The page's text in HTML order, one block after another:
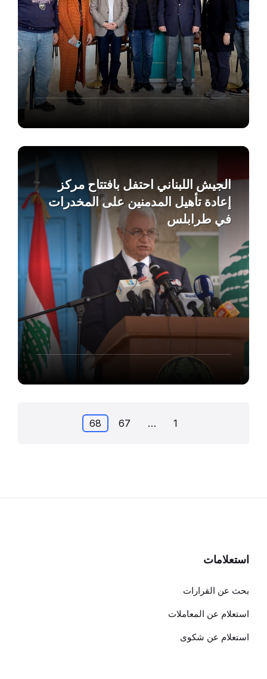
الجيش اللبناني احتفل بافتتاح مركز
إعادة تأهيل المدمنين على المخدرات
في طرابلس
Find
1
…
67
68
استعلامات
بحث عن القرارات
استعلام عن المعاملات
استعلام عن شكوى